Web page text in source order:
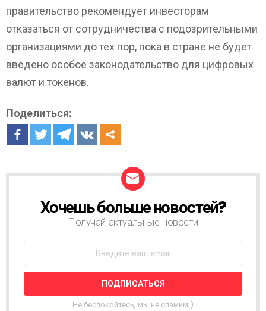
правительство рекомендует инвесторам
отказаться от сотрудничества с подозрительными
организациями до тех пор, пока в стране не будет
введено особое законодательство для цифровых
валют и токенов.
Поделиться:
О
Т
Н
Я
Хочешь больше новостей?
Получай актуальные новости
Не беспокойтесь, мы не спамим;)